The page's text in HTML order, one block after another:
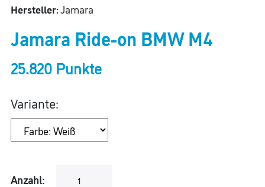
Hersteller:Jamara
Jamara Ride-on BMW M4
25.820 Punkte
Variante:
Anzahl: